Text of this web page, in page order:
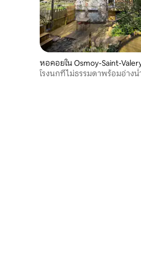
หอคอยใน Osmoy-Saint-
โรงนกที่ไม่ธรรมดาพร้อมอ่างน้